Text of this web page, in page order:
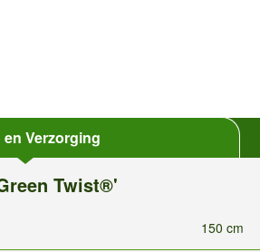
en Verzorging
Twist®'
150 cm